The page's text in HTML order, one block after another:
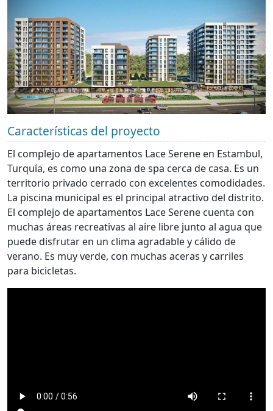
Características del proyecto
El complejo de apartamentos Lace Serene en Estambul,
Turquía, es como una zona de spa cerca de casa. Es un
territorio privado cerrado con excelentes comodidades.
La piscina municipal es el principal atractivo del distrito.
El complejo de apartamentos Lace Serene cuenta con
muchas áreas recreativas al aire libre junto al agua que
puede disfrutar en un clima agradable y cálido de
verano. Es muy verde, con muchas aceras y carriles
para bicicletas.